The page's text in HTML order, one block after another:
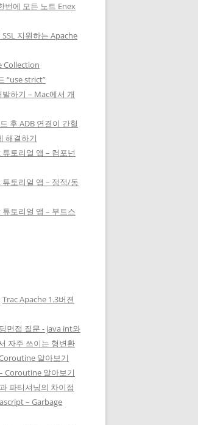
번에 모든 노트 Enex
지원하는 Apache
Collection
“use strict”
하기 – Mac에서 개
후 ADB 연결이 간헐
해결하기
토리얼 앱 – 컴포넌
토리얼 앱 – 정적/동
토리얼 앱 – 부트스
Trac Apache 1.3버젼
면접 질문 - java int와
자주 쓰이는 형변환
알아보기
Coroutine 알아보기
파티셔닝의 차이점
– Garbage